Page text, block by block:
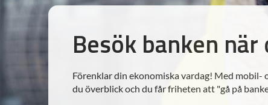
Besök banken när
Förenklar din ekonomiska vardag! Med mobil-
du överblick och du får friheten att "gå på